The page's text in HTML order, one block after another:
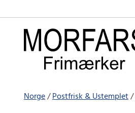
Norge Postfrisk & Ustemplet